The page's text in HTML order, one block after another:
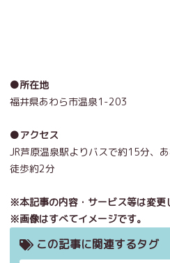
●所在地
福井県あわら市温泉1-203
●アクセス
JR芦原温泉駅よりバスで約15分、
徒歩約2分
※本記事の内容・サービス等は変更
※画像はすべてイメージです。
この記事に関連するタグ